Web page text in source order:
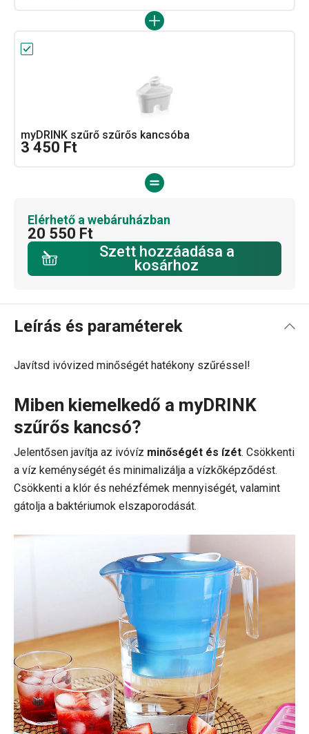
myDRINK szűrő szűrős kancsóba
3 450 Ft
Elérhető a webáruházban
20 550 Ft
Szett hozzáadása a
kosárhoz
Leírás és paraméterek
Javítsd ivóvized minőségét hatékony szűréssel!
Miben kiemelkedő a myDRINK
szűrős kancsó?
Jelentősen javítja az ivóvíz minőségét és ízét. Csökkenti
a víz keménységét és minimalizálja a vízkőképződést.
Csökkenti a klór és nehézfémek mennyiségét, valamint
gátolja a baktériumok elszaporodását.